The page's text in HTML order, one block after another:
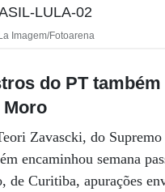
Imagem/Fotoarena
do PT também
Moro
Zavascki, do
encaminhou semana
de Curitiba, apurações